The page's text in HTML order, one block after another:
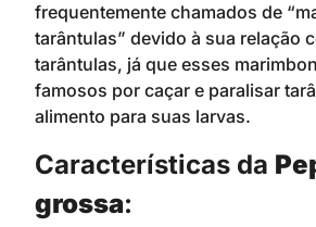
frequentemente chamados de
tarântulas” devido à sua relação
tarântulas, já que esses
famosos por caçar e paralisar
alimento para suas larvas.
Características da
grossa: